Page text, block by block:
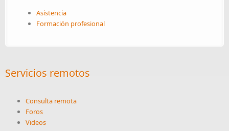
Asistencia
Formación profesional
Servicios remotos
Consulta remota
Foros
Videos